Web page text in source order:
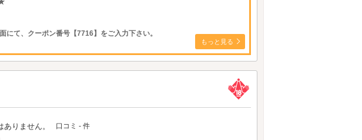
て、クーポン番号【7716】をご入力下さい。
もっと見る
りません。 口コミ - 件